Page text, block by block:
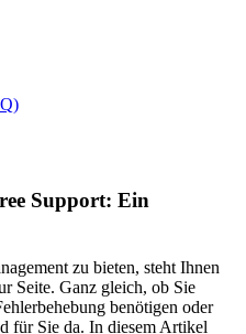
Support: Ein
zu bieten, steht Ihnen
Seite. Ganz gleich, ob Sie
benötigen oder
für Sie da. In diesem Artikel